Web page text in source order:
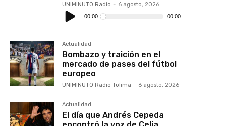
UNIMINUTO Radio - 6 agosto, 2026
Reproductor
de
audio
00:00 00:00
Actualidad
Bombazo y traición en el
mercado de pases del fútbol
europeo
UNIMINUTO Radio Tolima - 6 agosto, 2026
Actualidad
El día que Andrés Cepeda